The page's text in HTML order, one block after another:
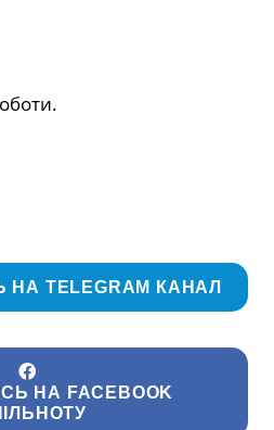
НА TELEGRAM КАНАЛ
НА FACEBOOK